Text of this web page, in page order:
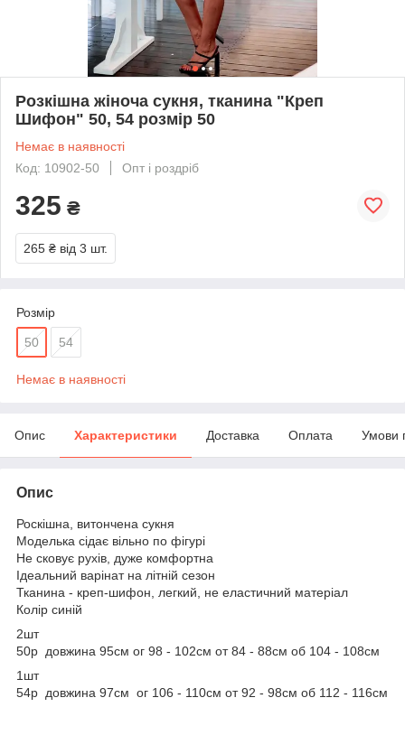
Розкішна жіноча сукня, тканина "Креп
Шифон" 50, 54 розмір 50
Немає в наявності
Код: 10902-50
Опт і роздріб
325 ₴
265 ₴ від 3 шт.
Розмір
50 54
Немає в наявності
Опис Характеристики Доставка Оплата Умови
Опис
Роскішна, витончена сукня
Моделька сідає вільно по фігурі
Не сковує рухів, дуже комфортна
Ідеальний варінат на літній сезон
Тканина - креп-шифон, легкий, не еластичний матеріал
Колір синій
2шт
50р довжина 95см ог 98 - 102см от 84 - 88см об 104 - 108см
1шт
54р довжина 97см ог 106 - 110см от 92 - 98см об 112 - 116см